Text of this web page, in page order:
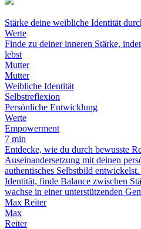
Stärke deine weibliche Identität
Werte
Finde zu deiner inneren Stärke,
lebst
Mutter
Mutter
Weibliche Identität
Selbstreflexion
Persönliche Entwicklung
Werte
Empowerment
7 min
Entdecke, wie du durch bewusste
Auseinandersetzung mit deinen
authentisches Selbstbild
Identität, finde Balance zwischen
wachse in einer unterstützenden
Max Reiter
Max
Reiter